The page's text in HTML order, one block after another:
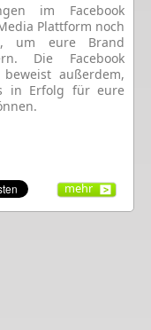
im Facebook
Plattform noch
um eure Brand
Die Facebook
außerdem,
in Erfolg für eure
mehr